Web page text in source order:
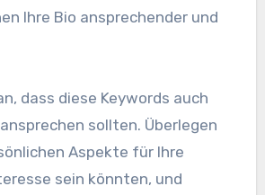
Ihre Bio ansprechender und
dass diese Keywords auch
sollten. Überlegen
Aspekte für Ihre
sein könnten, und